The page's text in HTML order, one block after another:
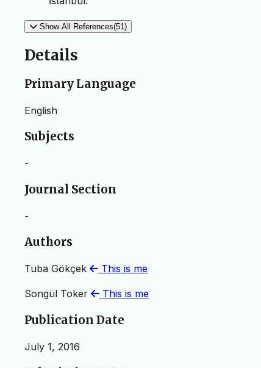
Show All References(51)
Details
Primary Language
English
Subjects
-
Journal Section
-
Authors
Tuba Gökçek This is me
Songül Toker This is me
Publication Date
July 1, 2016